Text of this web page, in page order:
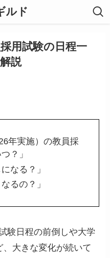
ルド
用試験の日程一
説
年実施）の教員採
？」
なる？」
るの？」
験日程の前倒しや大学
大きな変化が続いて